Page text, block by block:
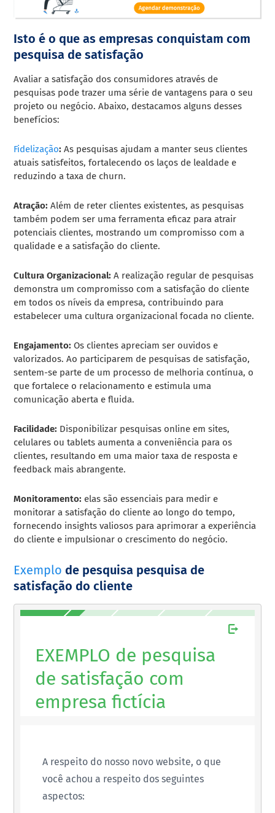
Isto é o que as empresas conquistam com
pesquisa de satisfação
Avaliar a satisfação dos consumidores através de
pesquisas pode trazer uma série de vantagens para o seu
projeto ou negócio. Abaixo, destacamos alguns desses
benefícios:
Fidelização: As pesquisas ajudam a manter seus clientes
atuais satisfeitos, fortalecendo os laços de lealdade e
reduzindo a taxa de churn.
Atração: Além de reter clientes existentes, as pesquisas
também podem ser uma ferramenta eficaz para atrair
potenciais clientes, mostrando um compromisso com a
qualidade e a satisfação do cliente.
Cultura Organizacional: A realização regular de pesquisas
demonstra um compromisso com a satisfação do cliente
em todos os níveis da empresa, contribuindo para
estabelecer uma cultura organizacional focada no cliente.
Engajamento: Os clientes apreciam ser ouvidos e
valorizados. Ao participarem de pesquisas de satisfação,
sentem-se parte de um processo de melhoria contínua, o
que fortalece o relacionamento e estimula uma
comunicação aberta e fluida.
Facilidade: Disponibilizar pesquisas online em sites,
celulares ou tablets aumenta a conveniência para os
clientes, resultando em uma maior taxa de resposta e
feedback mais abrangente.
Monitoramento: elas são essenciais para medir e
monitorar a satisfação do cliente ao longo do tempo,
fornecendo insights valiosos para aprimorar a experiência
do cliente e impulsionar o crescimento do negócio.
Exemplo de pesquisa pesquisa de
satisfação do cliente